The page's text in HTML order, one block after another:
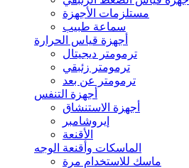
مستلزمات الأجهزة
سماعة طبيب
أجهزة قياس الحرارة
ترمومتر ديجيتال
ترمومتر زئبقي
ترمومتر عن بعد
أجهزة التنفس
أجهزة الاستنشاق
إيروشامبر
الأقنعة
الماسكات وأقنعة الوجه
ماسك للاستخدام مرة